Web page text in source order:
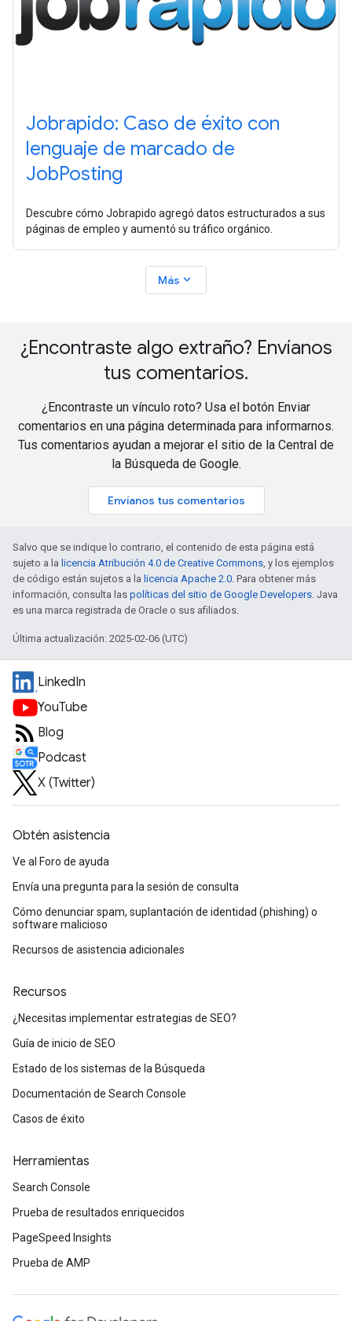
Jobrapido: Caso de éxito con
lenguaje de marcado de
JobPosting
Descubre cómo Jobrapido agregó datos estructurados a sus
páginas de empleo y aumentó su tráfico orgánico.
Más expand_more
¿Encontraste algo extraño? Envíanos
tus comentarios.
¿Encontraste un vínculo roto? Usa el botón Enviar
comentarios en una página determinada para informarnos.
Tus comentarios ayudan a mejorar el sitio de la Central de
la Búsqueda de Google.
Envíanos tus comentarios
Salvo que se indique lo contrario, el contenido de esta página está
sujeto a la licencia Atribución 4.0 de Creative Commons , y los ejemplos
de código están sujetos a la licencia Apache 2.0 . Para obtener más
información, consulta las políticas del sitio de Google Developers . Java
es una marca registrada de Oracle o sus afiliados.
Última actualización: 2025-02-06 (UTC)
LinkedIn
YouTube
Blog
Podcast
X (Twitter)
Obtén asistencia
Ve al Foro de ayuda
Envía una pregunta para la sesión de consulta
Cómo denunciar spam, suplantación de identidad (phishing) o
software malicioso
Recursos de asistencia adicionales
Recursos
¿Necesitas implementar estrategias de SEO?
Guía de inicio de SEO
Estado de los sistemas de la Búsqueda
Documentación de Search Console
Casos de éxito
Herramientas
Search Console
Prueba de resultados enriquecidos
PageSpeed Insights
Prueba de AMP